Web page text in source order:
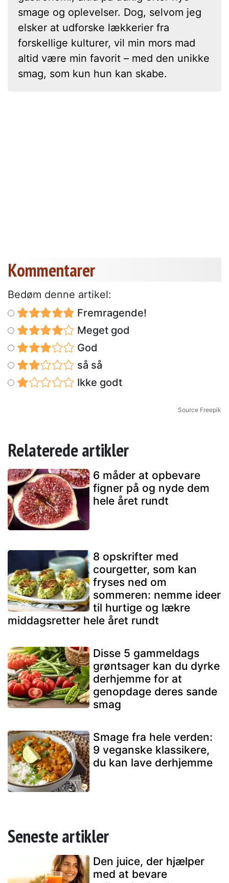
smage og oplevelser. Dog, selvom jeg
elsker at udforske lækkerier fra
forskellige kulturer, vil min mors mad
altid være min favorit – med den unikke
smag, som kun hun kan skabe.
Kommentarer
Bedøm denne artikel:
Fremragende!
Meget god
God
så så
Ikke godt
Source Freepik
Relaterede artikler
6 måder at opbevare
figner på og nyde dem
hele året rundt
8 opskrifter med
courgetter, som kan
fryses ned om
sommeren: nemme ideer
til hurtige og lækre
middagsretter hele året rundt
Disse 5 gammeldags
grøntsager kan du dyrke
derhjemme for at
genopdage deres sande
smag
Smage fra hele verden:
9 veganske klassikere,
du kan lave derhjemme
Seneste artikler
Den juice, der hjælper
med at bevare